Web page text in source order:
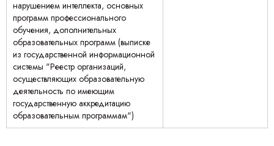
нарушением интеллекта, основных
программ профессионального
обучения, дополнительных
образовательных программ (выписке
из государственной информационной
системы "Реестр организаций,
осуществляющих образовательную
деятельность по имеющим
государственную аккредитацию
образовательным программам")